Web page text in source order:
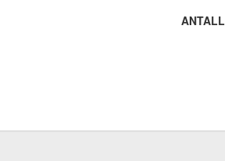
ANTALL